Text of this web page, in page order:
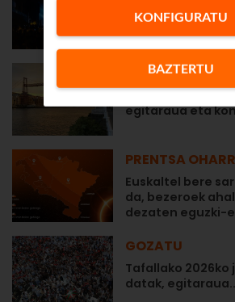
Zarauzko 2026ko
Nagusiko
GOZATU
egitaraua eta
PRENTSA
Euskaltel bere
da, bezeroek
dezaten eguzki-
GOZATU
Tafallako
datak,
KONFIGURATU
BAZTERTU